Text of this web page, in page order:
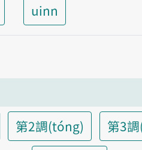
uinn
第2調(tóng) 第3